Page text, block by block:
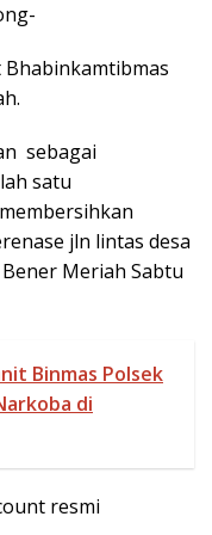
sebagai
satu
jln lintas desa
Meriah Sabtu
Binmas Polsek
di
resmi